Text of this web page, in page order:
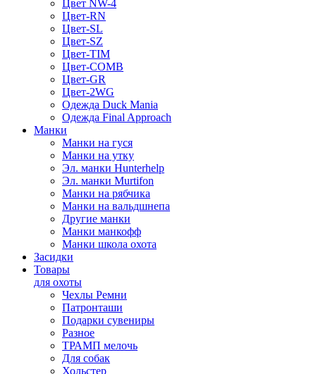
Цвет NW-4
Цвет-RN
Цвет-SL
Цвет-SZ
Цвет-TIM
Цвет-COMB
Цвет-GR
Цвет-2WG
Одежда Duck Mania
Одежда Final Approach
Манки
Манки на гуся
Манки на утку
Эл. манки Hunterhelp
Эл. манки Murtifon
Манки на рябчика
Манки на вальдшнепа
Другие манки
Манки манкофф
Манки школа охота
Засидки
Товары
для охоты
Чехлы Ремни
Патронташи
Подарки сувениры
Разное
ТРАМП мелочь
Для собак
Хольстер